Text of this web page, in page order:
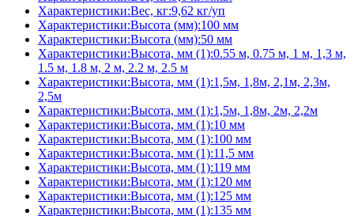
Характеристики:Вес, кг:9,62 кг/уп
Характеристики:Высота (мм):100 мм
Характеристики:Высота (мм):50 мм
Характеристики:Высота, мм (1):0.55 м, 0.75 м, 1 м, 1,3 м,
1.5 м, 1.8 м, 2 м, 2.2 м, 2.5 м
Характеристики:Высота, мм (1):1,5м, 1,8м, 2,1м, 2,3м,
2,5м
Характеристики:Высота, мм (1):1,5м, 1,8м, 2м, 2,2м
Характеристики:Высота, мм (1):10 мм
Характеристики:Высота, мм (1):100 мм
Характеристики:Высота, мм (1):11,5 мм
Характеристики:Высота, мм (1):119 мм
Характеристики:Высота, мм (1):120 мм
Характеристики:Высота, мм (1):125 мм
Характеристики:Высота, мм (1):135 мм